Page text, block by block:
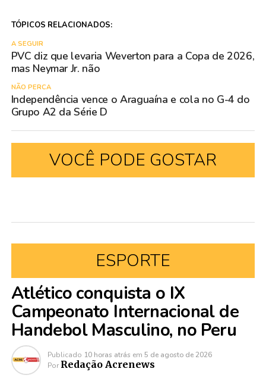
TÓPICOS RELACIONADOS:
A SEGUIR
PVC diz que levaria Weverton para a Copa de 2026,
mas Neymar Jr. não
NÃO PERCA
Independência vence o Araguaína e cola no G-4 do
Grupo A2 da Série D
VOCÊ PODE GOSTAR
ESPORTE
Atlético conquista o IX
Campeonato Internacional de
Handebol Masculino, no Peru
Publicado 10 horas atrás em 5 de agosto de 2026
Por Redação Acrenews